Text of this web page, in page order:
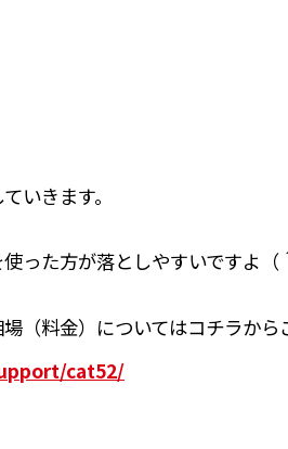
いきます。
った方が落としやすいですよ（
（料金）についてはコチラから
cat52/